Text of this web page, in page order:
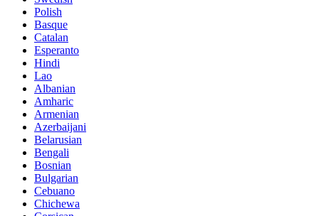
Polish
Basque
Catalan
Esperanto
Hindi
Lao
Albanian
Amharic
Armenian
Azerbaijani
Belarusian
Bengali
Bosnian
Bulgarian
Cebuano
Chichewa